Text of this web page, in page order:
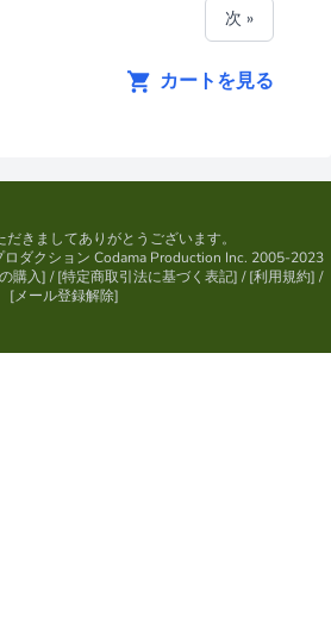
次 »
カートを見る
きましてありがとうございます。
ダクション Codama Production Inc. 2005-2023
購入] / [特定商取引法に基づく表記] / [利用規約] /
[メール登録解除]